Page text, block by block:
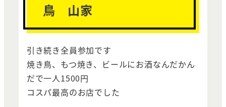
鳥 山家
引き続き全員参加です
焼き鳥、もつ焼き、ビールにお酒なんだかん
だで一人1500円
コスパ最高のお店でした